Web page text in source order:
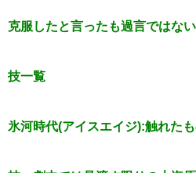
克服したと言ったも過言ではない
技一覧
氷河時代(アイスエイジ):触れた